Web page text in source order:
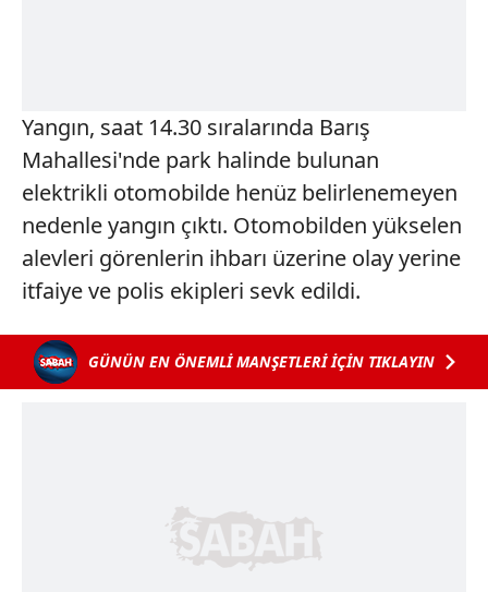
Yangın, saat 14.30 sıralarında Barış
Mahallesi'nde park halinde bulunan
elektrikli otomobilde henüz belirlenemeyen
nedenle yangın çıktı. Otomobilden yükselen
alevleri görenlerin ihbarı üzerine olay yerine
itfaiye ve polis ekipleri sevk edildi.
GÜNÜN EN ÖNEMLİ MANŞETLERİ İÇİN TIKLAYIN